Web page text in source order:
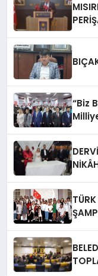
“Biz